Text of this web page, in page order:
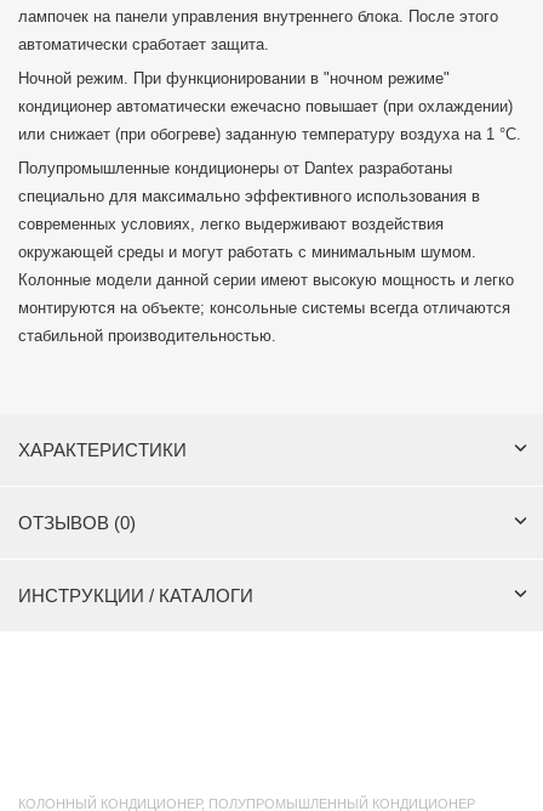
лампочек на панели управления внутреннего блока. После этого
автоматически сработает защита.
Ночной режим. При функционировании в "ночном режиме"
кондиционер автоматически ежечасно повышает (при охлаждении)
или снижает (при обогреве) заданную температуру воздуха на 1 °С.
Полупромышленные кондиционеры от Dantex разработаны
специально для максимально эффективного использования в
современных условиях, легко выдерживают воздействия
окружающей среды и могут работать с минимальным шумом.
Колонные модели данной серии имеют высокую мощность и легко
монтируются на объекте; консольные системы всегда отличаются
стабильной производительностью.
ХАРАКТЕРИСТИКИ
ОТЗЫВОВ (0)
ИНСТРУКЦИИ / КАТАЛОГИ
КОЛОННЫЙ КОНДИЦИОНЕР, ПОЛУПРОМЫШЛЕННЫЙ КОНДИЦИОНЕР